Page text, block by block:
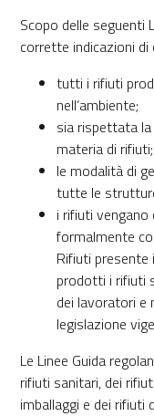
Scopo delle seguenti
corrette indicazioni
tutti i rifiuti
nell’ambiente;
sia rispettata
materia di rifiuti;
le modalità di
tutte le
i rifiuti
formalmente
Rifiuti
prodotti i rifiuti
dei lavoratori e
legislazione
Le Linee Guida
rifiuti sanitari, dei
imballaggi e dei rifiuti